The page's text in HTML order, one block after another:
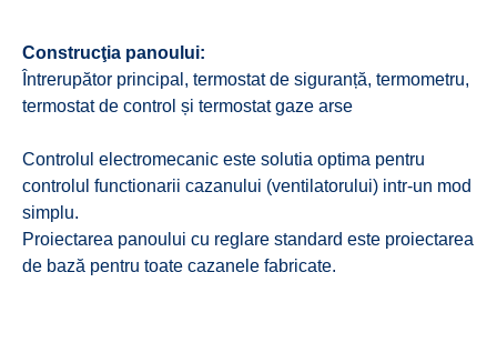
Construcţia panoului:
Întrerupător principal, termostat de siguranță, termometru,
termostat de control și termostat gaze arse
Controlul electromecanic este solutia optima pentru
controlul functionarii cazanului (ventilatorului) intr-un mod
simplu.
Proiectarea panoului cu reglare standard este proiectarea
de bază pentru toate cazanele fabricate.